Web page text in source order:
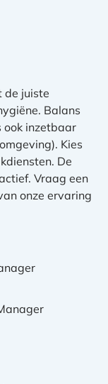
de juiste
Balans
ook inzetbaar
Kies
De
Vraag een
onze ervaring